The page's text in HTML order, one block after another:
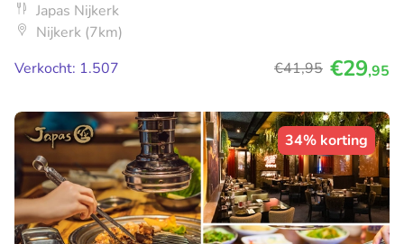
Japas Nijkerk
Nijkerk (7km)
Verkocht: 1.507
€41,95 €29,95
34% korting